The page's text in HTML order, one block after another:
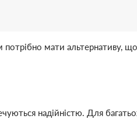
мати альтернативу,
надійністю. Для